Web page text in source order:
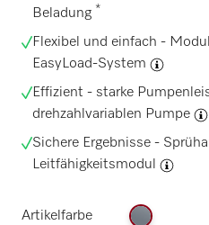
Beladung *
Flexibel und einfach -
EasyLoad-System
Effizient - starke
drehzahlvariablen Pumpe
Sichere Ergebnisse -
Leitfähigkeitsmodul
Artikelfarbe